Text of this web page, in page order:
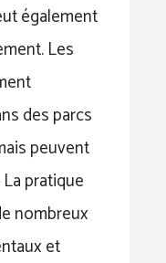
également
Les
des parcs
peuvent
pratique
nombreux
et